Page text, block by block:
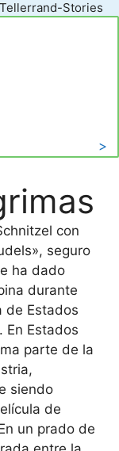
Tellerrand-Stories
>
con
seguro
ha dado
durante
de Estados
En Estados
parte de la
siendo
de
un prado de